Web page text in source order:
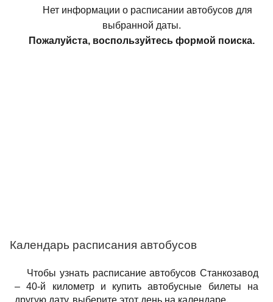
Нет информации о расписании автобусов для
выбранной даты.
Пожалуйста, воспользуйтесь формой поиска.
Календарь расписания автобусов
Чтобы узнать расписание автобусов Станкозавод
– 40-й километр и купить автобусные билеты на
другую дату, выберите этот день на календаре.